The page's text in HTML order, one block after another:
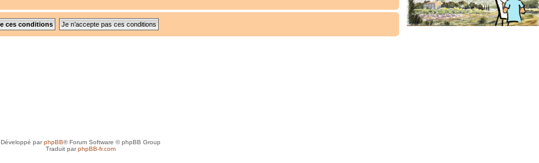
Développé parphpBB® Forum Software © phpBB Group
Traduit parphpBB-fr.com